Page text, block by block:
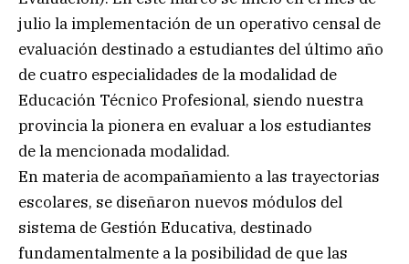
julio la implementación de un operativo censal de
evaluación destinado a estudiantes del último año
de cuatro especialidades de la modalidad de
Educación Técnico Profesional, siendo nuestra
provincia la pionera en evaluar a los estudiantes
de la mencionada modalidad.
En materia de acompañamiento a las trayectorias
escolares, se diseñaron nuevos módulos del
sistema de Gestión Educativa, destinado
fundamentalmente a la posibilidad de que las